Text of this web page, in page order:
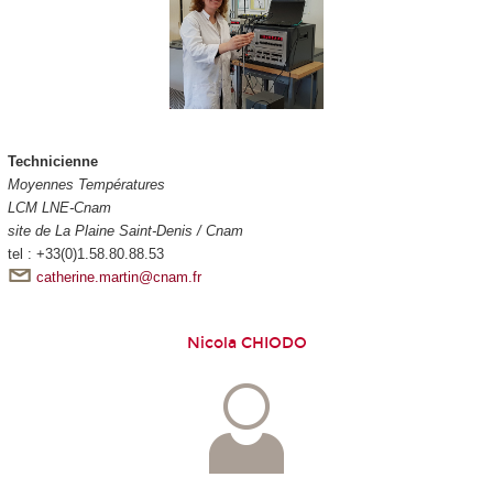
Technicienne
Moyennes Températures
LCM LNE-Cnam
site de La Plaine Saint-Denis / Cnam
tel : +33(0)1.58.80.88.53
catherine.martin@cnam.fr
Nicola CHIODO